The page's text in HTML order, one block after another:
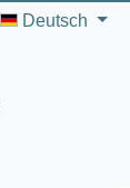
Deutsch
0